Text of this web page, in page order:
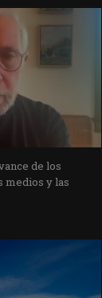
de los
medios y las